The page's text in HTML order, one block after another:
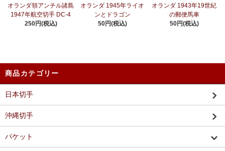
オランダ領アンチル諸島
1947年航空切手 DC-4
250円(税込)
オランダ 1945年ライオ
ンとドラゴン
50円(税込)
オランダ 1943年19世紀
の郵便馬車
50円(税込)
商品カテゴリー
日本切手
沖縄切手
パケット